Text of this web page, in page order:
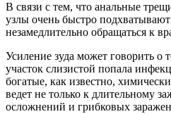
В связи с тем, что анальные
узлы очень быстро
незамедлительно обращаться к
Усиление зуда может говорить о
участок слизистой попала
богатые, как известно,
ведет не только к длительному
осложнений и грибковых